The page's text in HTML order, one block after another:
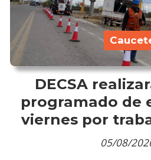
DECSA
programado de
viernes por
05/08/